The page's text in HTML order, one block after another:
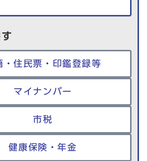
・住民票・印鑑登録等
マイナンバー
市税
健康保険・年金